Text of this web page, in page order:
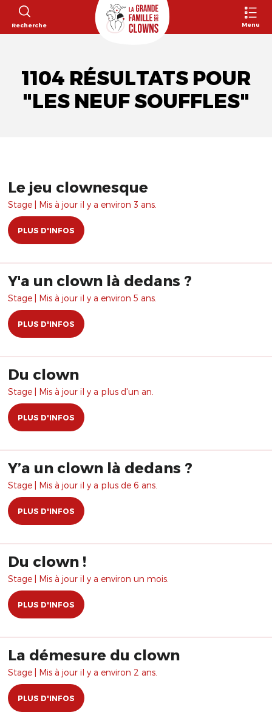
Recherche Menu
1104 RÉSULTATS POUR
"LES NEUF SOUFFLES"
Le jeu clownesque
Stage | Mis à jour il y a environ 3 ans.
PLUS D'INFOS
Y'a un clown là dedans ?
Stage | Mis à jour il y a environ 5 ans.
PLUS D'INFOS
Du clown
Stage | Mis à jour il y a plus d'un an.
PLUS D'INFOS
Y’a un clown là dedans ?
Stage | Mis à jour il y a plus de 6 ans.
PLUS D'INFOS
Du clown !
Stage | Mis à jour il y a environ un mois.
PLUS D'INFOS
La démesure du clown
Stage | Mis à jour il y a environ 2 ans.
PLUS D'INFOS